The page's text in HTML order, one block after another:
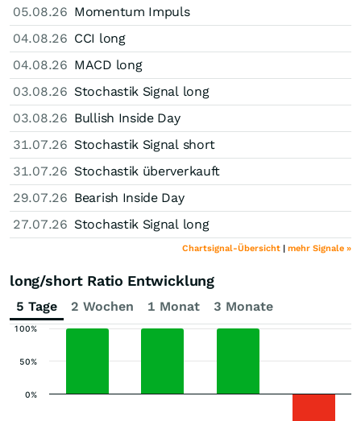
05.08.26 Momentum Impuls
04.08.26 CCI long
04.08.26 MACD long
03.08.26 Stochastik Signal long
03.08.26 Bullish Inside Day
31.07.26 Stochastik Signal short
31.07.26 Stochastik überverkauft
29.07.26 Bearish Inside Day
27.07.26 Stochastik Signal long
Chartsignal-Übersicht | mehr Signale »
long/short Ratio Entwicklung
5 Tage 2 Wochen 1 Monat 3 Monate
0%
50%
100%